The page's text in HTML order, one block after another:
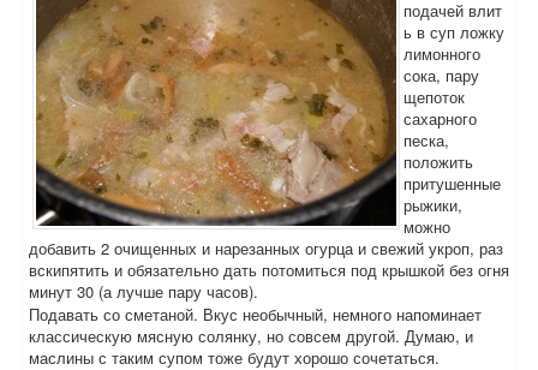
подачей влит
ь в суп ложку
лимонного
сока, пару
щепоток
сахарного
песка,
положить
притушенные
рыжики,
можно
добавить 2 очищенных и нарезанных огурца и свежий укроп, раз
вскипятить и обязательно дать потомиться под крышкой без огня
минут 30 (а лучше пару часов).
Подавать со сметаной. Вкус необычный, немного напоминает
классическую мясную солянку, но совсем другой. Думаю, и
маслины с таким супом тоже будут хорошо сочетаться.